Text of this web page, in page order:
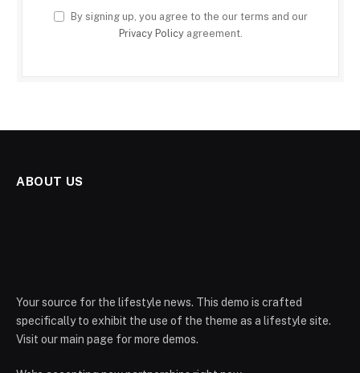
By signing up, you agree to the our terms and our
Privacy Policyagreement.
ABOUT US
Your source for the lifestyle news. This demo is crafted
specifically to exhibit the use of the theme as a lifestyle site.
Visit our main page for more demos.